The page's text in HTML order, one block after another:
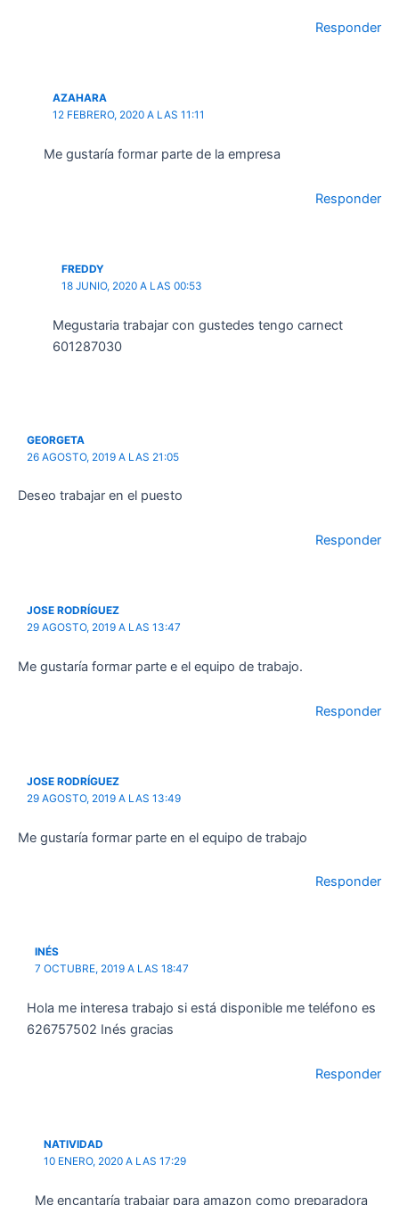
Responder
AZAHARA
12 FEBRERO, 2020 A LAS 11:11
Me gustaría formar parte de la empresa
Responder
FREDDY
18 JUNIO, 2020 A LAS 00:53
Megustaria trabajar con gustedes tengo carnect
601287030
GEORGETA
26 AGOSTO, 2019 A LAS 21:05
Deseo trabajar en el puesto
Responder
JOSE RODRÍGUEZ
29 AGOSTO, 2019 A LAS 13:47
Me gustaría formar parte e el equipo de trabajo.
Responder
JOSE RODRÍGUEZ
29 AGOSTO, 2019 A LAS 13:49
Me gustaría formar parte en el equipo de trabajo
Responder
INÉS
7 OCTUBRE, 2019 A LAS 18:47
Hola me interesa trabajo si está disponible me teléfono es
626757502 Inés gracias
Responder
NATIVIDAD
10 ENERO, 2020 A LAS 17:29
Me encantaría trabajar para amazon como preparadora